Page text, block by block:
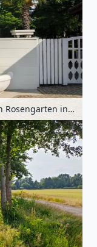
Rosenbrunnen vor dem Ostdeutschen Rosengarten in Forst, Lausitz, Brandenburg, Deutschland